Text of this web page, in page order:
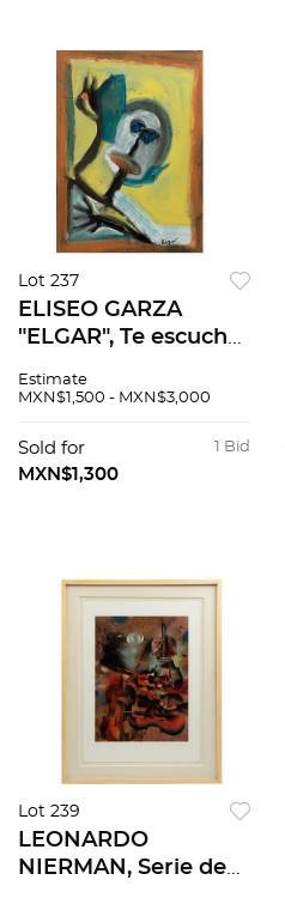
Lot 237
ELISEO GARZA
"ELGAR", Te escucho,
tela, 88 x 63 cm
Estimate
MXN$1,500 - MXN$3,000
1 Bid
Sold for
MXN$1,300
Lot 239
LEONARDO
NIERMAN, Serie de